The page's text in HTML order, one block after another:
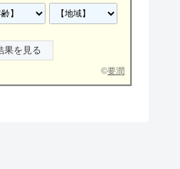
©要潤